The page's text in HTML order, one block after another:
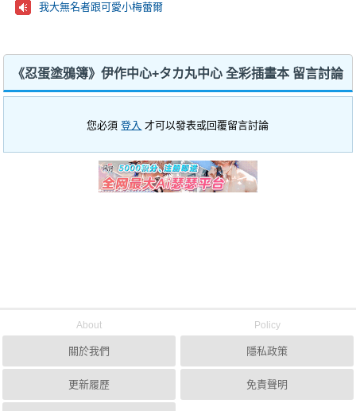
我大無名者跟可愛小梅蕾爾
《忍蛋塗鴉簿》伊作中心+タカ丸中心 全彩插畫本 留言討論
您必須登入 才可以發表或回覆留言討論
About
關於我們
更新履歷
Policy
隱私政策
免責聲明